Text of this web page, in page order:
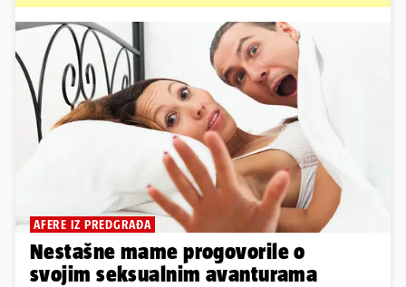
AFERE IZ PREDGRAĐA
Nestašne mame progovorile o
svojim seksualnim avanturama